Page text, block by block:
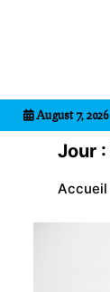
August 7, 2026
Jour :
Accueil